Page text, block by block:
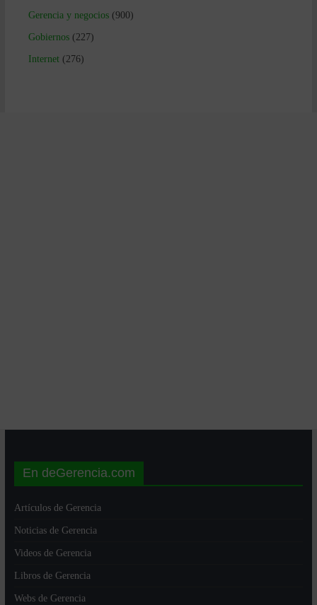
Gerencia y negocios(900)
Gobiernos(227)
Internet(276)
En deGerencia.com
Artículos de Gerencia
Noticias de Gerencia
Videos de Gerencia
Libros de Gerencia
Webs de Gerencia